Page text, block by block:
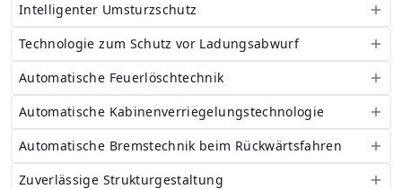
Intelligenter Umsturzschutz
Technologie zum Schutz vor Ladungsabwurf
Automatische Feuerlöschtechnik
Automatische Kabinenverriegelungstechnologie
Automatische Bremstechnik beim Rückwärtsfahren
Zuverlässige Strukturgestaltung